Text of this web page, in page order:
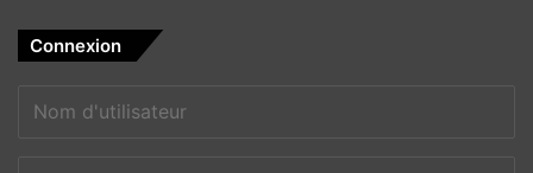
Connexion